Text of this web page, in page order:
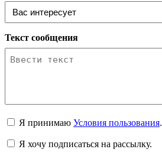
Текст сообщения
Consent
Я принимаю Условия пользования.
Newsletter
Я хочу подписаться на рассылку.